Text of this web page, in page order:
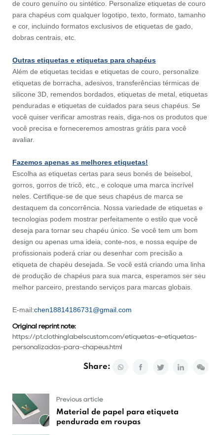
de couro genuíno ou sintético. Personalize etiquetas de couro
para chapéus com qualquer logotipo, texto, formato, tamanho
e cor, incluindo formatos exclusivos de etiquetas de gado,
dobras centrais, etc.
Outras etiquetas e etiquetas para chapéus
Além de etiquetas tecidas e etiquetas de couro, personalize
etiquetas de borracha, adesivos, transferências térmicas de
silicone 3D, remendos bordados, etiquetas de metal, etiquetas
penduradas e etiquetas de cuidados para seus chapéus. Se
você quiser verificar amostras reais, diga-nos os produtos que
você precisa e forneceremos amostras grátis para você
avaliar.
Fazemos apenas as melhores etiquetas!
Escolha as etiquetas certas para seus bonés de beisebol,
gorros, gorros de tricô, etc., e coloque uma marca incrível
neles. Certifique-se de que seus chapéus de marca se
destaquem da concorrência. Nossa variedade de etiquetas e
tecnologias podem mostrar perfeitamente o estilo que você
deseja para tornar seu chapéu único. Se você tem um bom
design ou apenas uma ideia, conte-nos, e nossa equipe de
profissionais poderá criar ou desenhar com precisão a
etiqueta de chapéu desejada. Se você está criando uma linha
de produção de chapéus para sua marca, esperamos ser seu
melhor parceiro, prestando serviços para marcas globais.
E-mail:chen18814186731@gmail.com
Original reprint note:
https://pt.clothinglabelscustom.com/etiquetas-e-etiquetas-
personalizadas-para-chapeus.html
Share:
Previous article
Material de papel para etiqueta
pendurada em roupas